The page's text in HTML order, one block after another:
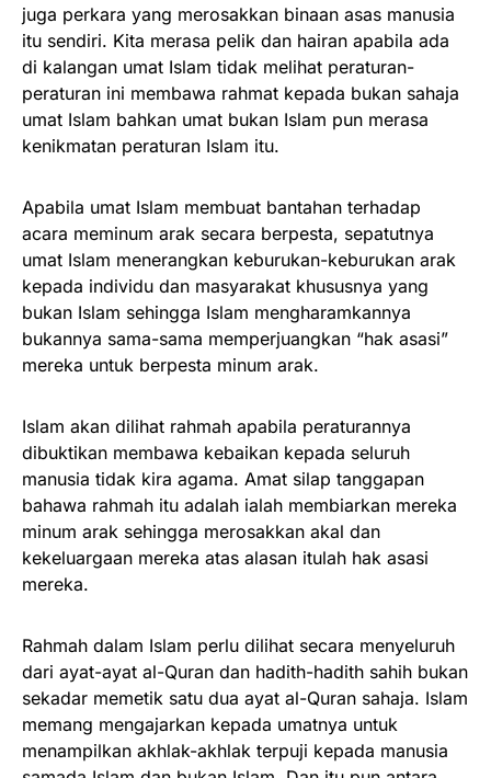
juga perkara yang merosakkan binaan asas manusia
itu sendiri. Kita merasa pelik dan hairan apabila ada
di kalangan umat Islam tidak melihat peraturan-
peraturan ini membawa rahmat kepada bukan sahaja
umat Islam bahkan umat bukan Islam pun merasa
kenikmatan peraturan Islam itu.
Apabila umat Islam membuat bantahan terhadap
acara meminum arak secara berpesta, sepatutnya
umat Islam menerangkan keburukan-keburukan arak
kepada individu dan masyarakat khususnya yang
bukan Islam sehingga Islam mengharamkannya
bukannya sama-sama memperjuangkan “hak asasi”
mereka untuk berpesta minum arak.
Islam akan dilihat rahmah apabila peraturannya
dibuktikan membawa kebaikan kepada seluruh
manusia tidak kira agama. Amat silap tanggapan
bahawa rahmah itu adalah ialah membiarkan mereka
minum arak sehingga merosakkan akal dan
kekeluargaan mereka atas alasan itulah hak asasi
mereka.
Rahmah dalam Islam perlu dilihat secara menyeluruh
dari ayat-ayat al-Quran dan hadith-hadith sahih bukan
sekadar memetik satu dua ayat al-Quran sahaja. Islam
memang mengajarkan kepada umatnya untuk
menampilkan akhlak-akhlak terpuji kepada manusia